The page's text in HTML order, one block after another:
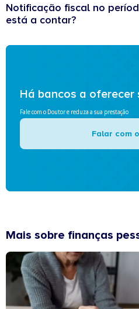
Notificação fiscal no
está a contar?
Há bancos a oferecer
Fale com o Doutor e reduza a sua prestação
Falar com
Mais sobre finanças